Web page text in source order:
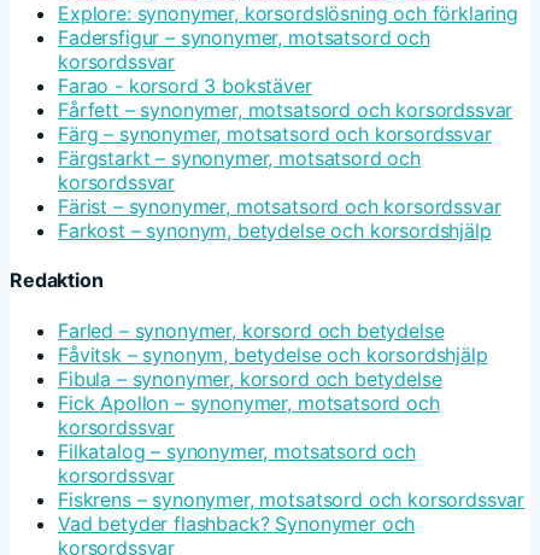
Explore: synonymer, korsordslösning och förklaring
Fadersfigur – synonymer, motsatsord och
korsordssvar
Farao - korsord 3 bokstäver
Fårfett – synonymer, motsatsord och korsordssvar
Färg – synonymer, motsatsord och korsordssvar
Färgstarkt – synonymer, motsatsord och
korsordssvar
Färist – synonymer, motsatsord och korsordssvar
Farkost – synonym, betydelse och korsordshjälp
Redaktion
Farled – synonymer, korsord och betydelse
Fåvitsk – synonym, betydelse och korsordshjälp
Fibula – synonymer, korsord och betydelse
Fick Apollon – synonymer, motsatsord och
korsordssvar
Filkatalog – synonymer, motsatsord och
korsordssvar
Fiskrens – synonymer, motsatsord och korsordssvar
Vad betyder flashback? Synonymer och
korsordssvar